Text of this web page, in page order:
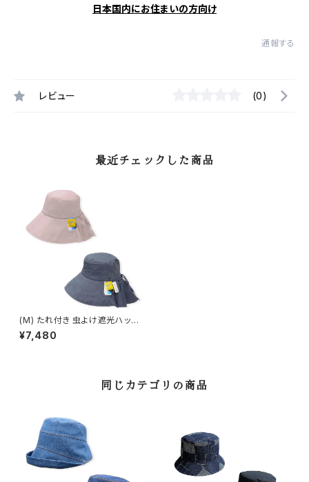
日本国内にお住まいの方向け
通報する
レビュー (0)
最近チェックした商品
(M) たれ付き 虫よけ遮光ハット
(通年) 16-21501
¥7,480
同じカテゴリの商品